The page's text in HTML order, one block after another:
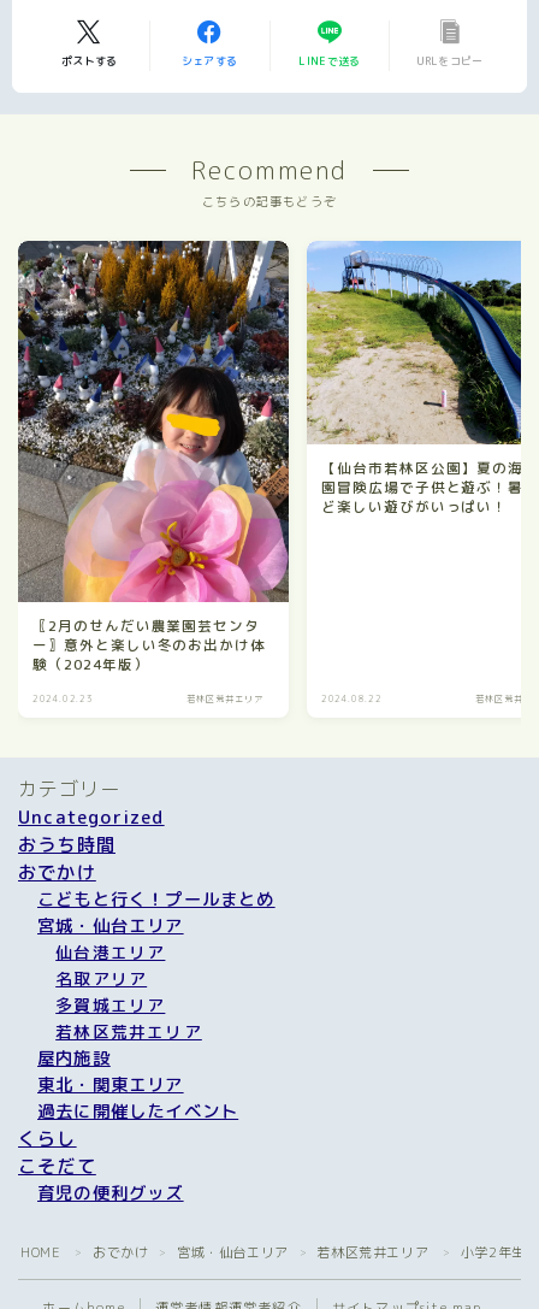
ポストする シェアする LINEで送る URLをコピー
Recommend
こちらの記事もどうぞ
〖2月のせんだい農業園芸センタ
ー〗意外と楽しい冬のお出かけ体
験（2024年版）
2024.02.23 若林区荒井エリア
【仙台市若林区公園】夏の海
園冒険広場で子供と遊ぶ！暑
ど楽しい遊びがいっぱい！
2024.08.22 若林区荒井エ
カテゴリー
Uncategorized
おうち時間
おでかけ
こどもと行く！プールまとめ
宮城・仙台エリア
仙台港エリア
名取アリア
多賀城エリア
若林区荒井エリア
屋内施設
東北・関東エリア
過去に開催したイベント
くらし
こそだて
育児の便利グッズ
HOME ＞ おでかけ ＞ 宮城・仙台エリア ＞ 若林区荒井エリア ＞ 小学2年生